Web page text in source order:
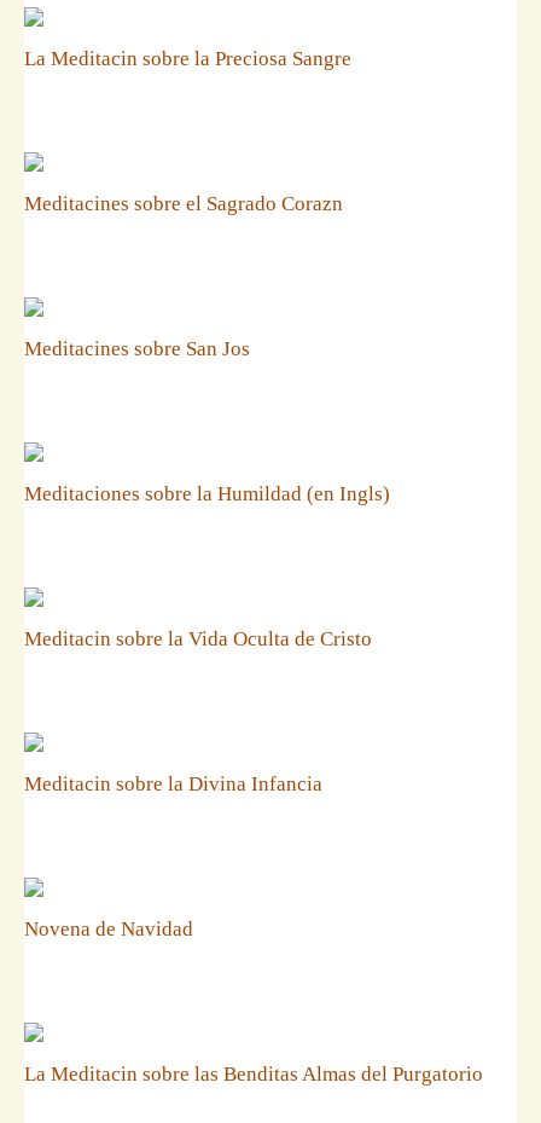
La Meditacin sobre la Preciosa Sangre
Meditacines sobre el Sagrado Corazn
Meditacines sobre San Jos
Meditaciones sobre la Humildad (en Ingls)
Meditacin sobre la Vida Oculta de Cristo
Meditacin sobre la Divina Infancia
Novena de Navidad
La Meditacin sobre las Benditas Almas del Purgatorio